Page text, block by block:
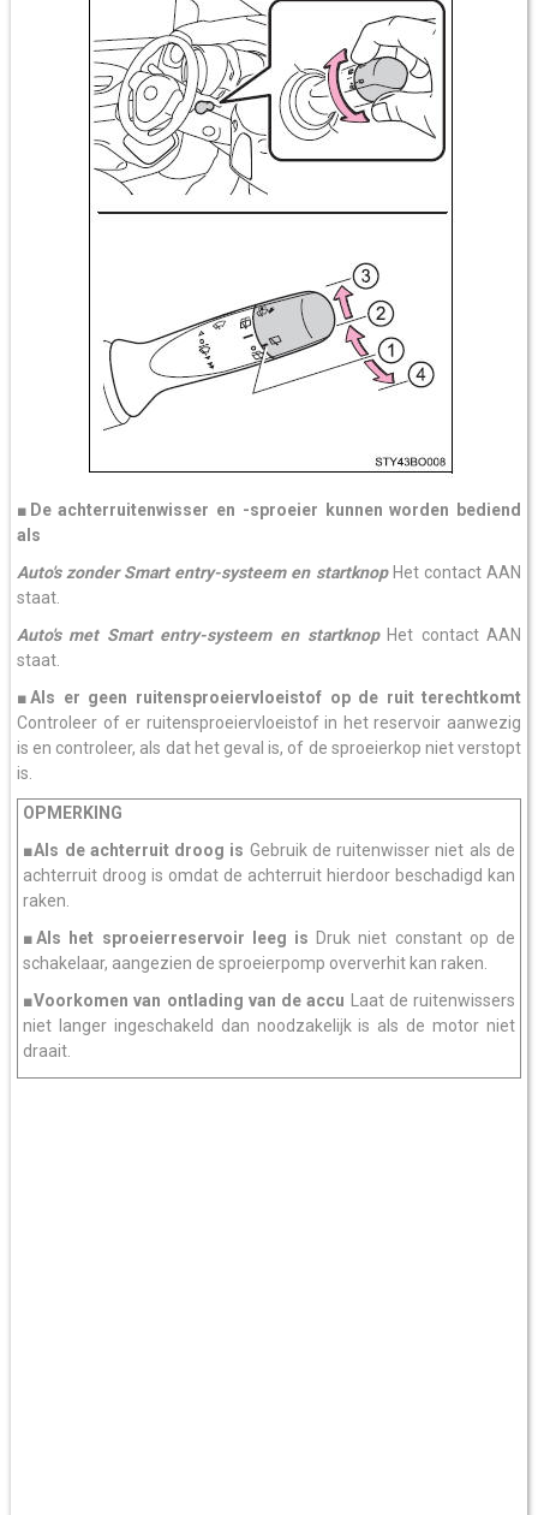
■De achterruitenwisser en -sproeier kunnen worden bediend
als
Auto's zonder Smart entry-systeem en startknop Het contact AAN
staat.
Auto's met Smart entry-systeem en startknop Het contact AAN
staat.
■Als er geen ruitensproeiervloeistof op de ruit terechtkomt
Controleer of er ruitensproeiervloeistof in het reservoir aanwezig
is en controleer, als dat het geval is, of de sproeierkop niet verstopt
is.
OPMERKING
■Als de achterruit droog is Gebruik de ruitenwisser niet als de
achterruit droog is omdat de achterruit hierdoor beschadigd kan
raken.
■Als het sproeierreservoir leeg is Druk niet constant op de
schakelaar, aangezien de sproeierpomp oververhit kan raken.
■Voorkomen van ontlading van de accu
Laat de ruitenwissers
niet langer ingeschakeld dan noodzakelijk is als de motor niet
draait.